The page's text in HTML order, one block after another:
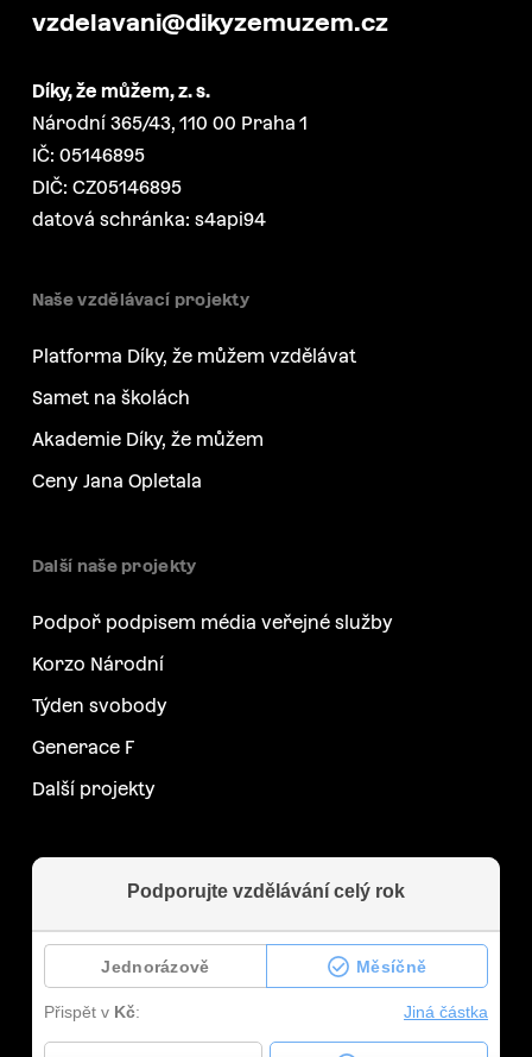
vzdelavani@dikyzemuzem.cz
Díky, že můžem, z. s.
Národní 365/43, 110 00 Praha 1
IČ: 05146895
DIČ: CZ05146895
datová schránka: s4api94
Naše vzdělávací projekty
Platforma Díky, že můžem vzdělávat
Samet na školách
Akademie Díky, že můžem
Ceny Jana Opletala
Další naše projekty
Podpoř podpisem média veřejné služby
Korzo Národní
Týden svobody
Generace F
Další projekty